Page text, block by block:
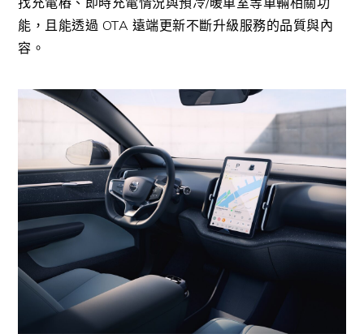
能，且能透過 OTA 遠端更新不斷升級服務的品質與內
容。